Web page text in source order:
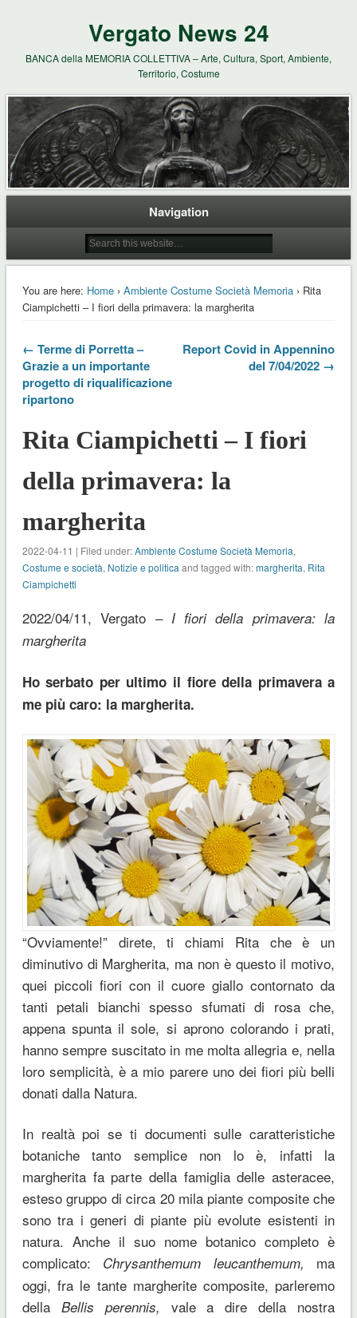
Vergato News 24
BANCA della MEMORIA COLLETTIVA – Arte, Cultura, Sport, Ambiente,
Territorio, Costume
Navigation
You are here: Home› Ambiente Costume Società Memoria› Rita
Ciampichetti – I fiori della primavera: la margherita
← Terme di Porretta –
Grazie a un importante
progetto di riqualificazione
ripartono
Report Covid in Appennino
del 7/04/2022 →
Rita Ciampichetti – I fiori
della primavera: la
margherita
2022-04-11 | Filed under:Ambiente Costume Società Memoria,
Costume e società, Notizie e politica and tagged with:margherita, Rita
Ciampichetti
2022/04/11, Vergato – I fiori della primavera: la
margherita
Ho serbato per ultimo il fiore della primavera a
me più caro: la margherita.
“Ovviamente!” direte, ti chiami Rita che è un
diminutivo di Margherita, ma non è questo il motivo,
quei piccoli fiori con il cuore giallo contornato da
tanti petali bianchi spesso sfumati di rosa che,
appena spunta il sole, si aprono colorando i prati,
hanno sempre suscitato in me molta allegria e, nella
loro semplicità, è a mio parere uno dei fiori più belli
donati dalla Natura.
In realtà poi se ti documenti sulle caratteristiche
botaniche tanto semplice non lo è, infatti la
margherita fa parte della famiglia delle asteracee,
esteso gruppo di circa 20 mila piante composite che
sono tra i generi di piante più evolute esistenti in
natura. Anche il suo nome botanico completo è
complicato: Chrysanthemum leucanthemum, ma
oggi, fra le tante margherite composite, parleremo
della Bellis perennis, vale a dire della nostra